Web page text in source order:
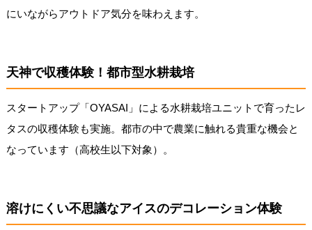
にいながらアウトドア気分を味わえます。
天神で収穫体験！都市型水耕栽培
スタートアップ「OYASAI」による水耕栽培ユニットで育ったレ
タスの収穫体験も実施。都市の中で農業に触れる貴重な機会と
なっています（高校生以下対象）。
溶けにくい不思議なアイスのデコレーション体験